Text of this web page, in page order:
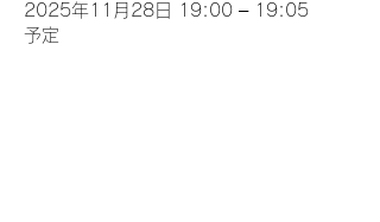
2025年11月28日 19:00 – 19:05
予定